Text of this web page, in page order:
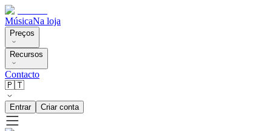
MúsicaNa loja
Preços
Recursos
Contacto
🇵🇹
Entrar Criar conta